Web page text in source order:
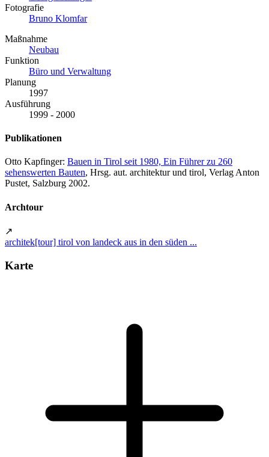
Fotografie
Bruno Klomfar
Maßnahme
Neubau
Funktion
Büro und Verwaltung
Planung
1997
Ausführung
1999 - 2000
Publikationen
Otto Kapfinger: Bauen in Tirol seit 1980, Ein Führer zu 260
sehenswerten Bauten, Hrsg. aut. architektur und tirol, Verlag Anton
Pustet, Salzburg 2002.
Archtour
↗
architek[tour] tirol von landeck aus in den süden ...
Karte